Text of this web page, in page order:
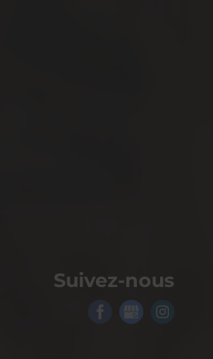
Suivez-nous